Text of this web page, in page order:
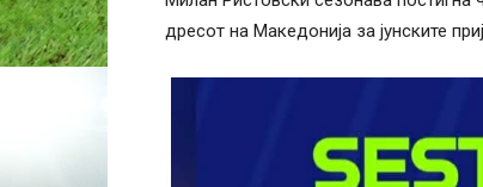
дресот на Македонија за јунските